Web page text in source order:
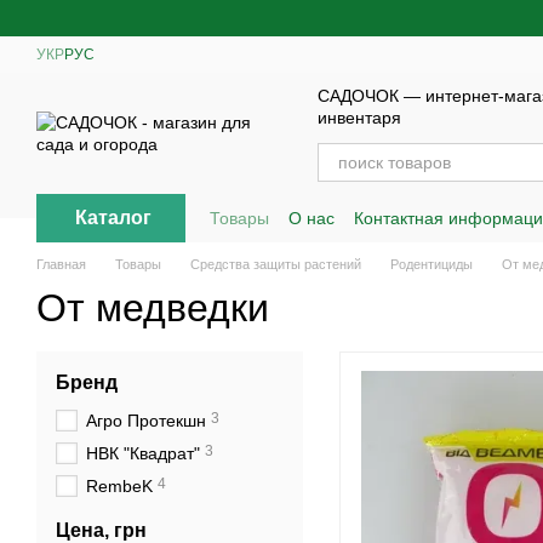
УКРРУС
САДОЧОК — интернет-
инвентаря
Каталог Товары О нас Контактная
Главная Товары Средства защиты растений Родентициды От
От медведки
Бренд
Агро Протекшн 3
НВК "Квадрат" 3
RembeK 4
Цена, грн